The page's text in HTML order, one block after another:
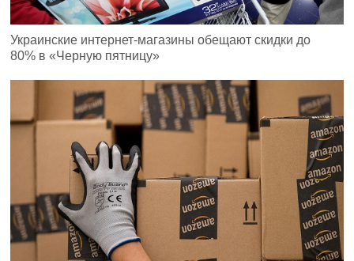
Украинские интернет-магазины обещают скидки до
80% в «Черную пятницу»